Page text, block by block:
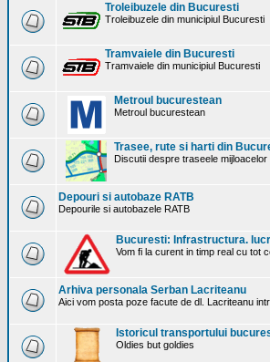
Troleibuzele din Bucuresti
Troleibuzele din municipiul Bucuresti
Tramvaiele din Bucuresti
Tramvaiele din municipiul Bucuresti
Metroul bucurestean
Metroul bucurestean
Trasee, rute si harti din
Discutii despre traseele
Depouri si autobaze RATB
Depourile si autobazele RATB
Bucuresti: Infrastructura.
Vom fi la curent in timp real cu tot
Arhiva personala Serban Lacriteanu
Aici vom posta poze facute de dl. Lacriteanu
Istoricul transportului
Oldies but goldies